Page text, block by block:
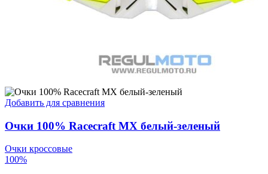
Добавить для сравнения
Очки 100% Racecraft MX белый-зеленый
Очки кроссовые
100%